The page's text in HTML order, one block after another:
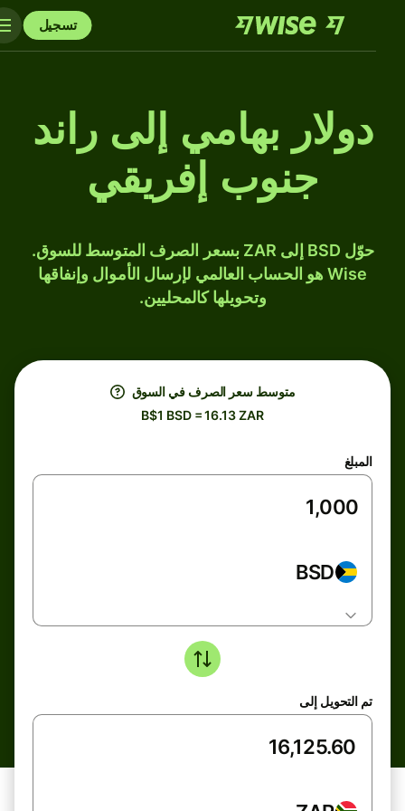
تسجيل
دولار بهامي إلى راند
جنوب إفريقي
حوّل BSD إلى ZAR بسعر الصرف المتوسط للسوق.
Wise هو الحساب العالمي لإرسال الأموال وإنفاقها
وتحويلها كالمحليين.
متوسط ​​سعر الصرف في السوق
B$1 BSD = 16.13 ZAR
المبلغ
BSD
تم التحويل إلى